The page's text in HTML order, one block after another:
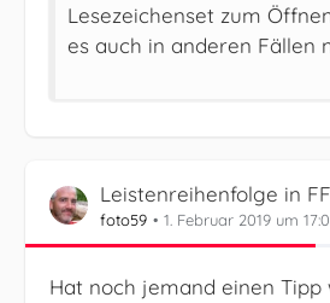
Lesezeichenset zum
es auch in anderen Fällen
Leistenreihenfolge in
foto59 1. Februar 2019 um
Hat noch jemand einen